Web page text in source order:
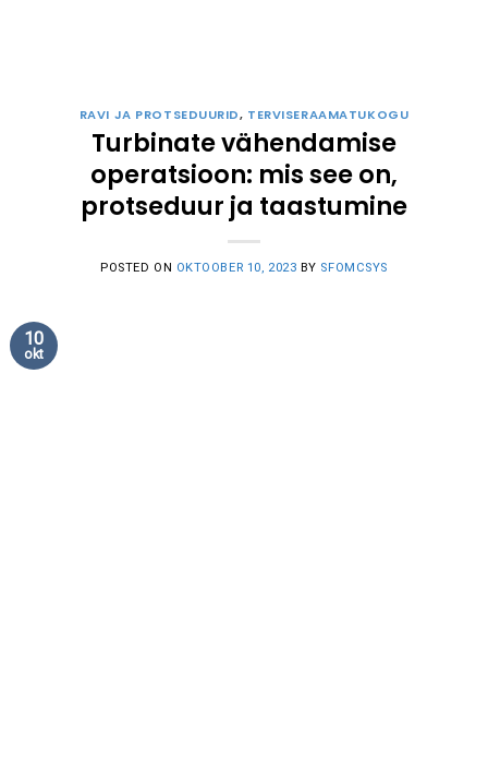
RAVI JA PROTSEDUURID, TERVISERAAMATUKOGU
Turbinate vähendamise
operatsioon: mis see on,
protseduur ja taastumine
POSTED ON OKTOOBER 10, 2023 BY SFOMCSYS
10
okt